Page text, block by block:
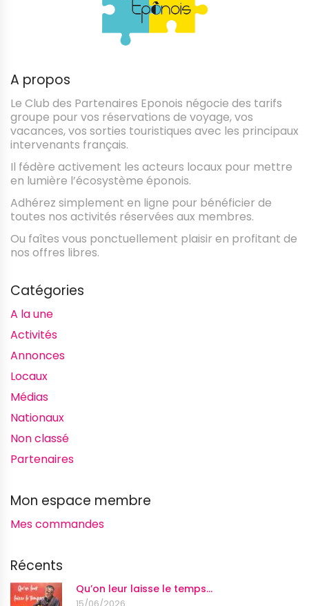
A propos
Le Club des Partenaires Eponois négocie des tarifs
groupe pour vos réservations de voyage, vos
vacances, vos sorties touristiques avec les principaux
intervenants français.
Il fédère activement les acteurs locaux pour mettre
en lumière l’écosystème éponois.
Adhérez simplement en ligne pour bénéficier de
toutes nos activités réservées aux membres.
Ou faîtes vous ponctuellement plaisir en profitant de
nos offres libres.
Catégories
A la une
Activités
Annonces
Locaux
Médias
Nationaux
Non classé
Partenaires
Mon espace membre
Mes commandes
Récents
Qu’on leur laisse le temps…